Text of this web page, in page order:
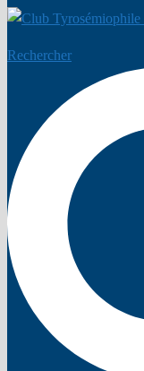
Rechercher